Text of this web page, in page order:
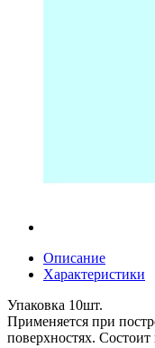
Описание
Характеристики
Упаковка 10шт.
Применяется при
поверхностях.